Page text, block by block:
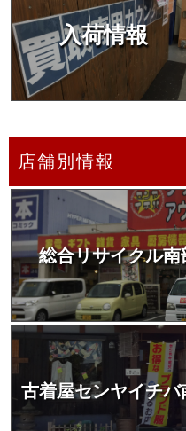
入荷情報
店舗別情報
総合リサイクル
古着屋センヤイチ